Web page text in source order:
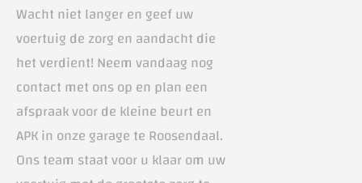
Wacht niet langer en geef uw
voertuig de zorg en aandacht die
het verdient! Neem vandaag nog
contact met ons op en plan een
afspraak voor de kleine beurt en
APK in onze garage te Roosendaal.
Ons team staat voor u klaar om uw